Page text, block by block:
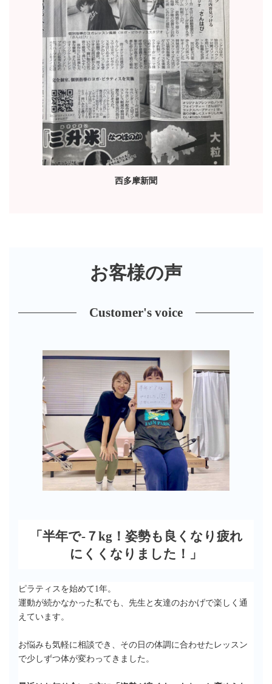
西多摩新聞
お客様の声
Customer's voice
「 半年で-７kg！姿勢も良くなり疲れ
にくくなりました！
」
ピラティスを始めて1年。
運動が続かなかった私でも、先生と友達のおかげで楽しく通
えています。
お悩みも気軽に相談でき、その日の体調に合わせたレッスン
で少しずつ体が変わってきました。